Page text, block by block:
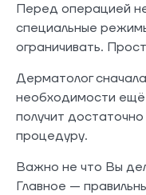
Перед операцией
специальные
ограничивать.
Дерматолог
необходимости
получит
процедуру.
Важно не что Вы
Главное —